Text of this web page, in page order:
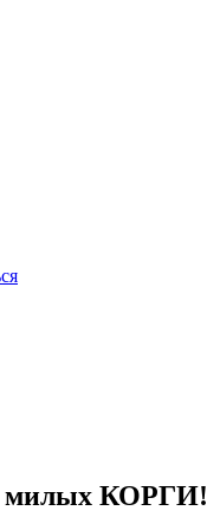
милых КОРГИ!